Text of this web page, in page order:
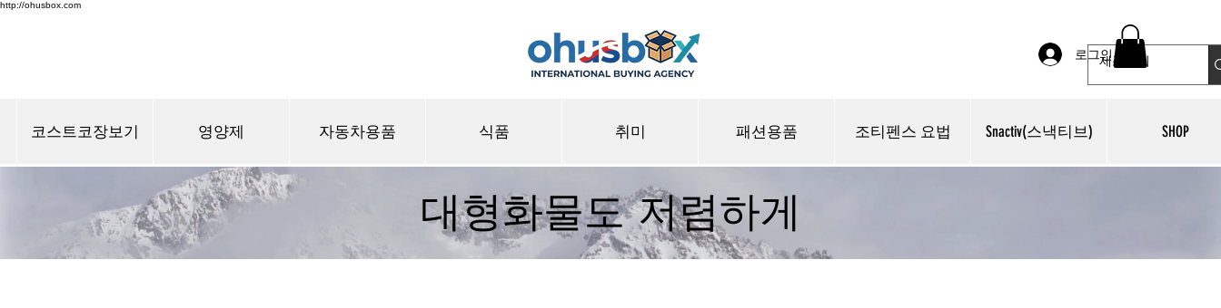
http://ohusbox.com
로그인
코스트코장보기 영양제 자동차용품 식품 취미 패션용품 조티펜스 요법 Snactiv(스낵티브) SHOP
대형화물도 저렴하게